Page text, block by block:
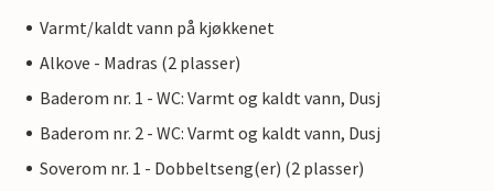
Varmt/kaldt vann på kjøkkenet
Alkove - Madras (2 plasser)
Baderom nr. 1 - WC: Varmt og kaldt vann, Dusj
Baderom nr. 2 - WC: Varmt og kaldt vann, Dusj
Soverom nr. 1 - Dobbeltseng(er) (2 plasser)